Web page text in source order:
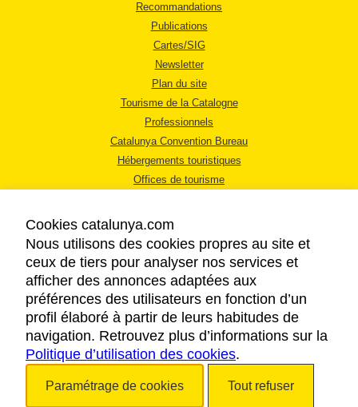
Recommandations
Publications
Cartes/SIG
Newsletter
Plan du site
Tourisme de la Catalogne
Professionnels
Catalunya Convention Bureau
Hébergements touristiques
Offices de tourisme
MENTIONS LÉGALES
RÈGLES DE CONFIDENTIALITÉ
COOKIES
ACCESSIBILITÉ
Cookies catalunya.com
Nous utilisons des cookies propres au site et
ceux de tiers pour analyser nos services et
afficher des annonces adaptées aux
préférences des utilisateurs en fonction d’un
profil élaboré à partir de leurs habitudes de
navigation. Retrouvez plus d’informations sur la
Politique d’utilisation des cookies.
Paramétrage de cookies Tout refuser